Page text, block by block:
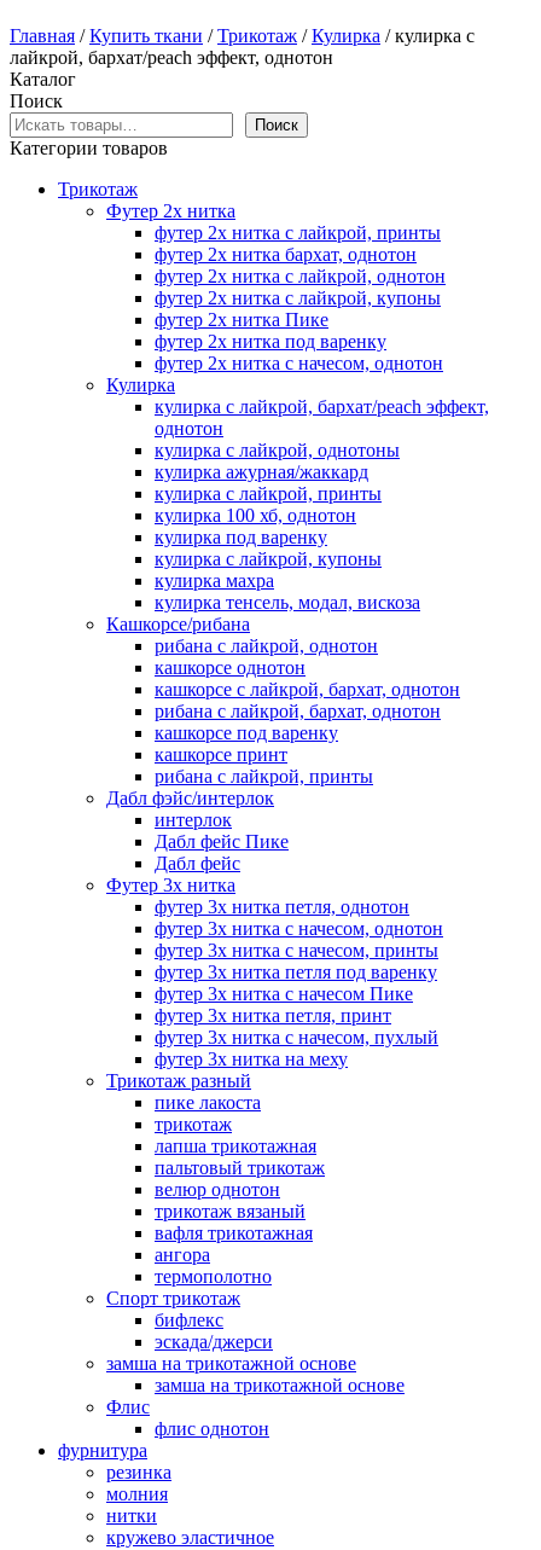
Главная /Купить ткани /Трикотаж /Кулирка / кулирка с
лайкрой, бархат/peach эффект, однотон
Каталог
Поиск
Поиск
Категории товаров
Трикотаж
Футер 2х нитка
футер 2х нитка с лайкрой, принты
футер 2х нитка бархат, однотон
футер 2х нитка с лайкрой, однотон
футер 2х нитка с лайкрой, купоны
футер 2х нитка Пике
футер 2х нитка под варенку
футер 2х нитка с начесом, однотон
Кулирка
кулирка с лайкрой, бархат/peach эффект,
однотон
кулирка с лайкрой, однотоны
кулирка ажурная/жаккард
кулирка с лайкрой, принты
кулирка 100 хб, однотон
кулирка под варенку
кулирка с лайкрой, купоны
кулирка махра
кулирка тенсель, модал, вискоза
Кашкорсе/рибана
рибана с лайкрой, однотон
кашкорсе однотон
кашкорсе с лайкрой, бархат, однотон
рибана с лайкрой, бархат, однотон
кашкорсе под варенку
кашкорсе принт
рибана с лайкрой, принты
Дабл фэйс/интерлок
интерлок
Дабл фейс Пике
Дабл фейс
Футер 3х нитка
футер 3х нитка петля, однотон
футер 3х нитка с начесом, однотон
футер 3х нитка с начесом, принты
футер 3х нитка петля под варенку
футер 3х нитка с начесом Пике
футер 3х нитка петля, принт
футер 3х нитка с начесом, пухлый
футер 3х нитка на меху
Трикотаж разный
пике лакоста
трикотаж
лапша трикотажная
пальтовый трикотаж
велюр однотон
трикотаж вязаный
вафля трикотажная
ангора
термополотно
Спорт трикотаж
бифлекс
эскада/джерси
замша на трикотажной основе
замша на трикотажной основе
Флис
флис однотон
фурнитура
резинка
молния
нитки
кружево эластичное